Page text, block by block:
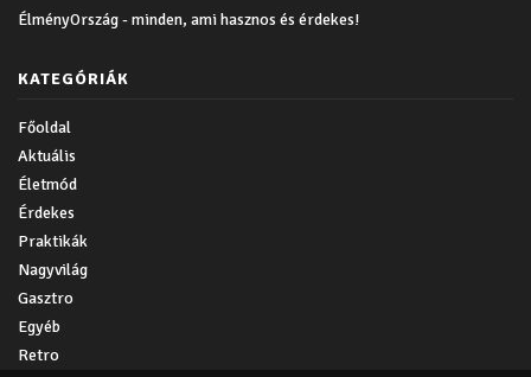
ÉlményOrszág - minden, ami hasznos és érdekes!
KATEGÓRIÁK
Főoldal
Aktuális
Életmód
Érdekes
Praktikák
Nagyvilág
Gasztro
Egyéb
Retro